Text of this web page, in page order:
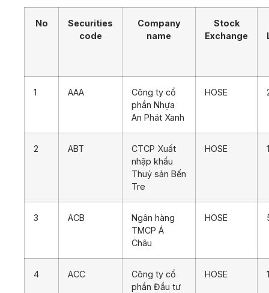
No
Securities
code
Company
name
Stock
Exchange
1 AAA
Công ty cổ
phần Nhựa
An Phát Xanh
HOSE
2 ABT
CTCP Xuất
nhập khẩu
Thuỷ sản Bến
Tre
HOSE
3 ACB
Ngân hàng
TMCP Á
Châu
HOSE
4 ACC
Công ty cổ
phần Đầu tư
HOSE